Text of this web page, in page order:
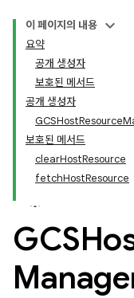
이 페이지의 내용
요약
공개 생성자
보호된 메서드
공개 생성자
보호된 메서드
clearHostResource
fetchHostResource